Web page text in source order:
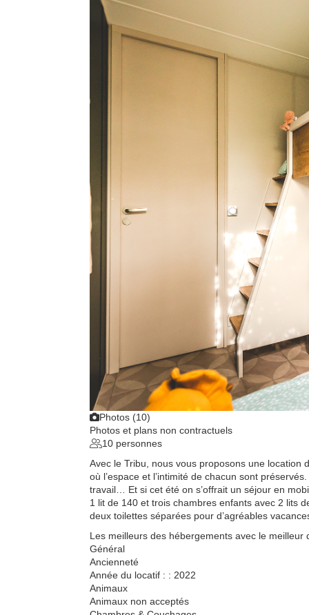
Photos (10)
Photos et plans non contractuels
10 personnes
Avec le Tribu, nous vous proposons une
où l’espace et l’intimité de chacun sont
travail… Et si cet été on s’offrait un séjour en
1 lit de 140 et trois chambres enfants avec 2 lits
deux toilettes séparées pour d’agréables
Les meilleurs des hébergements avec le meilleur
Général
Ancienneté
Année du locatif : : 2022
Animaux
Animaux non acceptés